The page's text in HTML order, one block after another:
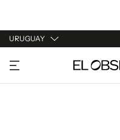
URUGUAY
URUGUAY
ARGENTINA